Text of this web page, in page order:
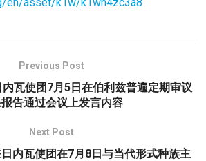
Previous Post
内瓦使团7月5日在伯利兹普遍定期审议
告通过会议上发言内容
Next Post
内瓦使团在7月8日与当代形式种族主